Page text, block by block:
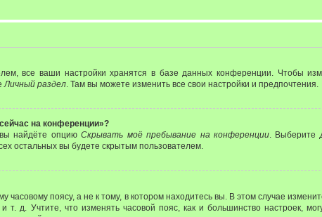
все ваши настройки хранятся в базе данных конференции. Чтобы
Личный раздел. Там вы можете изменить все свои настройки и предпочтения.
на конференции»?
вы найдёте опциюСкрывать моё пребывание на конференции. Выберите
остальных вы будете скрытым пользователем.
поясу, а не к тому, в котором находитесь вы. В этом случае
д. Учтите, что изменять часовой пояс, как и большинство настроек,